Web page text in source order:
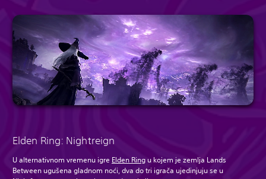
Elden Ring: Nightreign
U alternativnom vremenu igre Elden Ringu kojem je zemlja Lands
Between ugušena gladnom noći, dva do tri igrača ujedinjuju se u